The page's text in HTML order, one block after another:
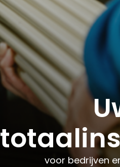
voor bedrijven
voor bedrijven
voor bedrijven